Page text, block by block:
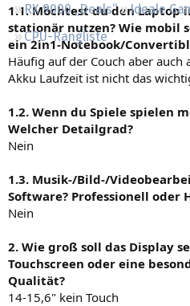
RX 9000 „Deals“
Ideale
CPU-Rangliste
1.1. Möchtest du den Laptop
stationär nutzen? Wie mobil
ein 2in1-Notebook/
Häufig auf der Couch aber
Akku Laufzeit ist nicht das
1.2. Wenn du Spiele spielen
Welcher Detailgrad?
Nein
1.3. Musik-/Bild-/
Software? Professionell oder
Nein
2. Wie groß soll das Display
Touchscreen oder eine
Qualität?
14-15,6" kein Touch